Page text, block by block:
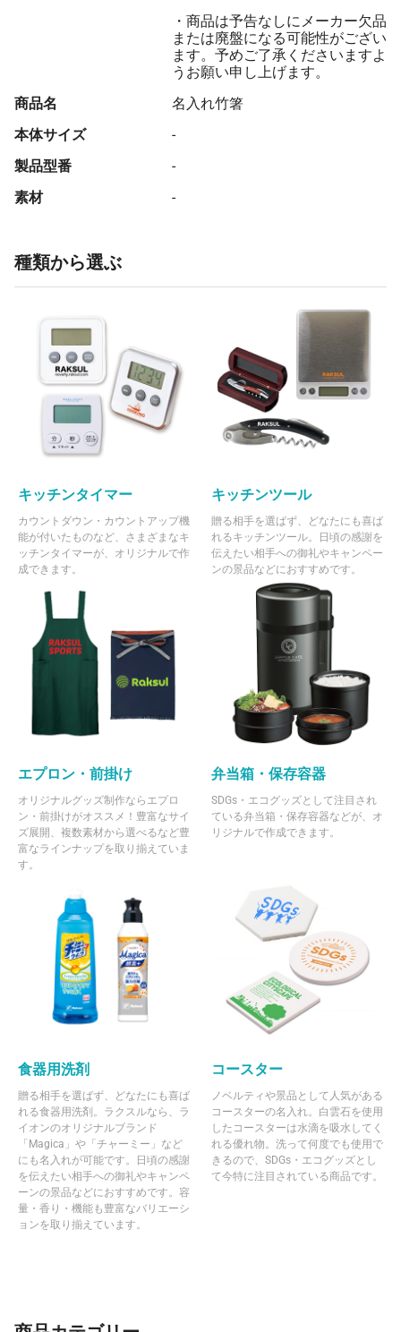
・商品は予告なしにメーカー欠品
または廃盤になる可能性がござい
ます。予めご了承くださいますよ
うお願い申し上げます。
商品名
名入れ竹箸
本体サイズ
-
製品型番
-
素材
-
種類から選ぶ
キッチンタイマー
カウントダウン・カウントアップ機
能が付いたものなど、さまざまなキ
ッチンタイマーが、オリジナルで作
成できます。
キッチンツール
贈る相手を選ばず、どなたにも喜ば
れるキッチンツール。日頃の感謝を
伝えたい相手への御礼やキャンペー
ンの景品などにおすすめです。
エプロン・前掛け
オリジナルグッズ制作ならエプロ
ン・前掛けがオススメ！豊富なサイ
ズ展開、複数素材から選べるなど豊
富なラインナップを取り揃えていま
す。
弁当箱・保存容器
SDGs・エコグッズとして注目され
ている弁当箱・保存容器などが、オ
リジナルで作成できます。
食器用洗剤
贈る相手を選ばず、どなたにも喜ば
れる食器用洗剤。ラクスルなら、ラ
イオンのオリジナルブランド
「Magica」や「チャーミー」など
にも名入れが可能です。日頃の感謝
を伝えたい相手への御礼やキャンペ
ーンの景品などにおすすめです。容
量・香り・機能も豊富なバリエーシ
ョンを取り揃えています。
コースター
ノベルティや景品として人気がある
コースターの名入れ。白雲石を使用
したコースターは水滴を吸水してく
れる優れ物。洗って何度でも使用で
きるので、SDGs・エコグッズとし
て今特に注目されている商品です。